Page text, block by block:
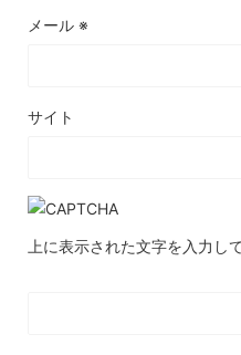
メール ※
サイト
上に表示された文字を入力し